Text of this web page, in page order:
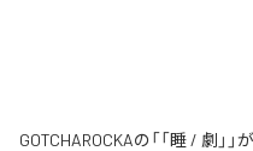
GOTCHAROCKAの「「睡 / 劇